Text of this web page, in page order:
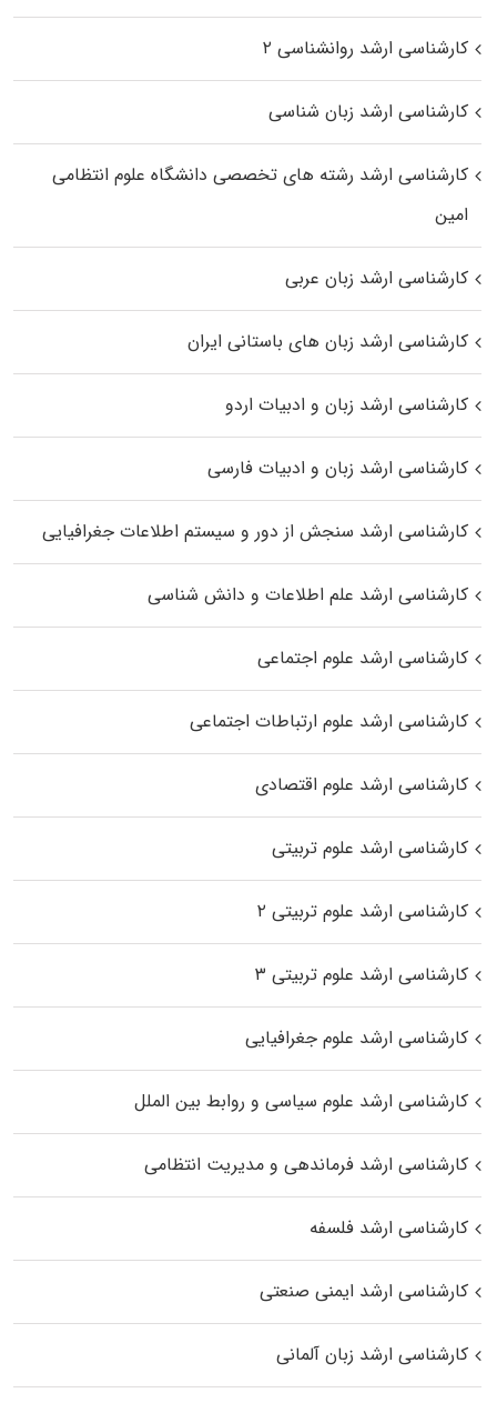
کارشناسی ارشد روانشناسی ۲
کارشناسی ارشد زبان شناسی
کارشناسی ارشد رﺷﺘﻪ ﻫﺎی تخصصی داﻧﺸﮕﺎه ﻋﻠﻮم انتظامی
اﻣﻴﻦ
کارشناسی ارشد زبان عربی
کارشناسی ارشد زبان‌ های باستانی ایران
کارشناسی ارشد زبان و ادبیات اردو
کارشناسی ارشد زبان و ادبیات فارسی
کارشناسی ارشد سنجش از دور و سیستم اطلاعات جغرافیایی
کارشناسی ارشد علم اطلاعات و دانش شناسی
کارشناسی ارشد علوم اجتماعی
کارشناسی ارشد علوم ارتباطات اجتماعی
کارشناسی ارشد علوم اقتصادی
کارشناسی ارشد علوم تربیتی
کارشناسی ارشد علوم تربیتی ۲
کارشناسی ارشد علوم تربیتی ۳
کارشناسی ارشد علوم جغرافیایی
کارشناسی ارشد علوم سیاسی و روابط بین الملل
کارشناسی ارشد فرماندهی و مدیریت انتظامی
کارشناسی ارشد فلسفه
کارشناسی ارشد ایمنی صنعتی
کارشناسی ارشد زبان آلمانی